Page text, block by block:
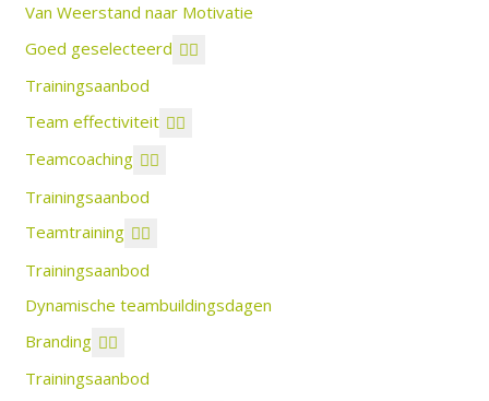
Van Weerstand naar Motivatie
Goed geselecteerd
Trainingsaanbod
Team effectiviteit
Teamcoaching
Trainingsaanbod
Teamtraining
Trainingsaanbod
Dynamische teambuildingsdagen
Branding
Trainingsaanbod